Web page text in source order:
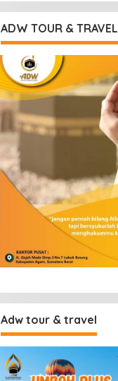
ADW TOUR & TRAVEL
Adw tour & travel